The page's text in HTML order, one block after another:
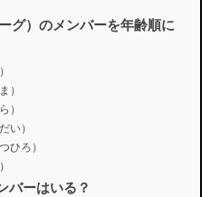
グ）のメンバーを年齢順に
）
）
い）
ひろ）
バーはいる？